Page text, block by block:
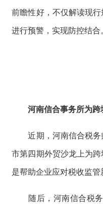
前瞻性好，不仅解读现
进行预警，实现防控结合。
河南信合事务所为
近期，河南信合税务
市第四期外贸沙龙上为
是帮助企业应对税收监管
随后，河南信合税务